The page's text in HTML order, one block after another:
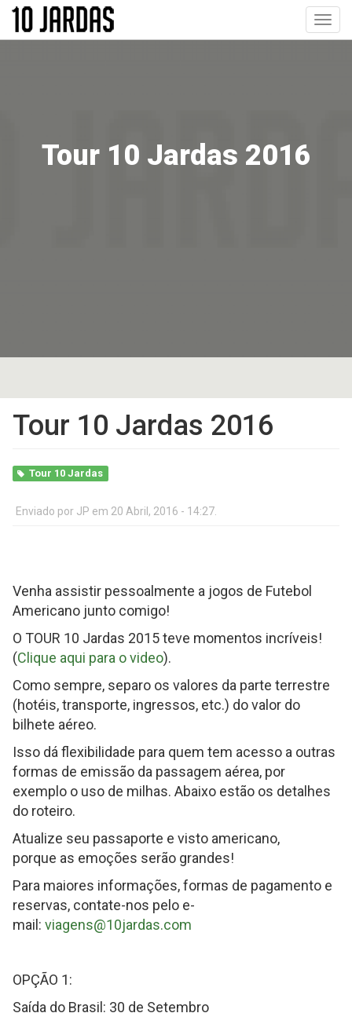
Pular
o
Tour 10 Jardas 2016
Tour 10 Jardas 2016
Tour 10 Jardas
Enviado por JP em 20 Abril, 2016 - 14:27.
Venha assistir pessoalmente a jogos de Futebol
Americano junto comigo!
O TOUR 10 Jardas 2015 teve momentos incríveis!
(Clique aqui para o video).
Como sempre, separo os valores da parte terrestre
(hotéis, transporte, ingressos, etc.) do valor do
bilhete aéreo.
Isso dá flexibilidade para quem tem acesso a outras
formas de emissão da passagem aérea, por
exemplo o uso de milhas. Abaixo estão os detalhes
do roteiro.
Atualize seu passaporte e visto americano,
porque as emoções serão grandes!
Para maiores informações, formas de pagamento e
reservas, contate-nos pelo e-
mail: viagens@10jardas.com
OPÇÃO 1:
Saída do Brasil: 30 de Setembro